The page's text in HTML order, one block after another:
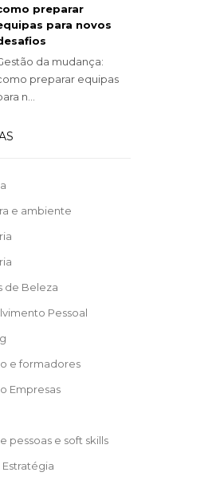
preparar
para novos
da mudança:
preparar equipas
n...
e ambiente
de Beleza
Pessoal
e formadores
Empresas
pessoas e soft skills